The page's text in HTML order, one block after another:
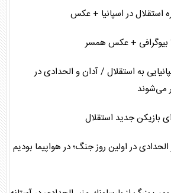
استقلال در اسپانیا + عکس
بیوگرافی + عکس همسر
به استقلال / آدان و الحدادی در
می‌شوند
بازیکن جدید استقلال
در اولین روز جنگ؛ در هواپیما بودیم